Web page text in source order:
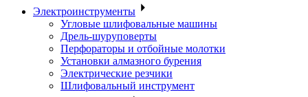
Электроинструменты
Угловые шлифовальные машины
Дрель-шуруповерты
Перфораторы и отбойные молотки
Установки алмазного бурения
Электрические резчики
Шлифовальный инструмент